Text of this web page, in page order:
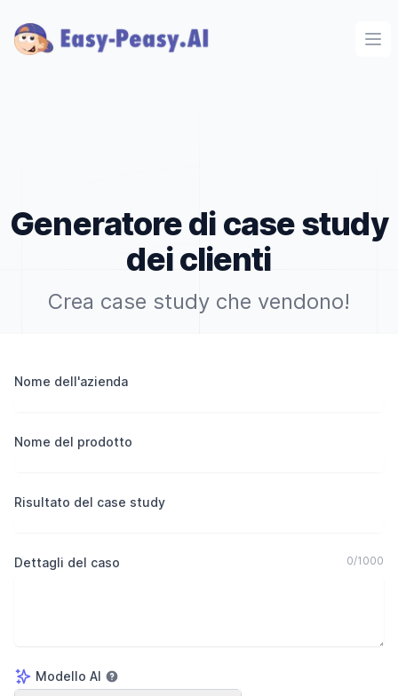
Generatore di case study
dei clienti
Crea case study che vendono!
Nome dell'azienda
Nome del prodotto
Risultato del case study
Dettagli del caso 0/1000
Modello AI